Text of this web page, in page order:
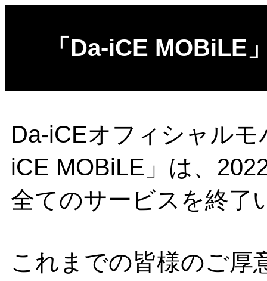
「Da-iCE MOBiLE
Da-iCEオフィシャル
iCE MOBiLE」は、
全てのサービスを終了
これまでの皆様のご厚